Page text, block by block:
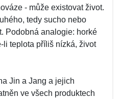
- může existovat život.
tedy sucho nebo
Podobná analogie: horké
li teplota příliš nízká, život
Jin a Jang a jejich
ve všech produktech